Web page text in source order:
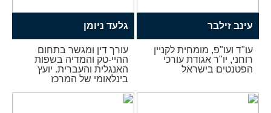
עינב זילבר
עו"ד ועו"פ, מומחית לקניין
רוחני, יו"ר אגודת עורכי
הפטנטים בישראל
גלעד ניומן
עורך דין ומגשר בתחום
ההיי-טק והמדיה בשפות
האנגלית והעברית. יועץ
בינלאומי של המרכז